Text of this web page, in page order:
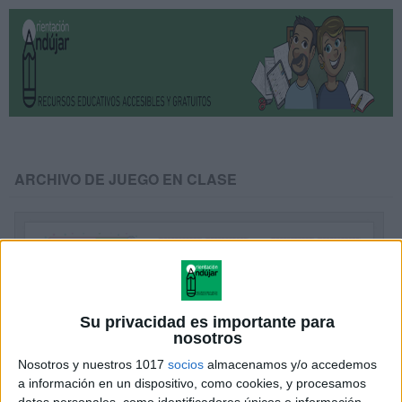
Su privacidad es importante para
nosotros
Nosotros y nuestros 1017 socios almacenamos y/o accedemos
a información en un dispositivo, como cookies, y procesamos
ARCHIVO DE JUEGO EN CLASE